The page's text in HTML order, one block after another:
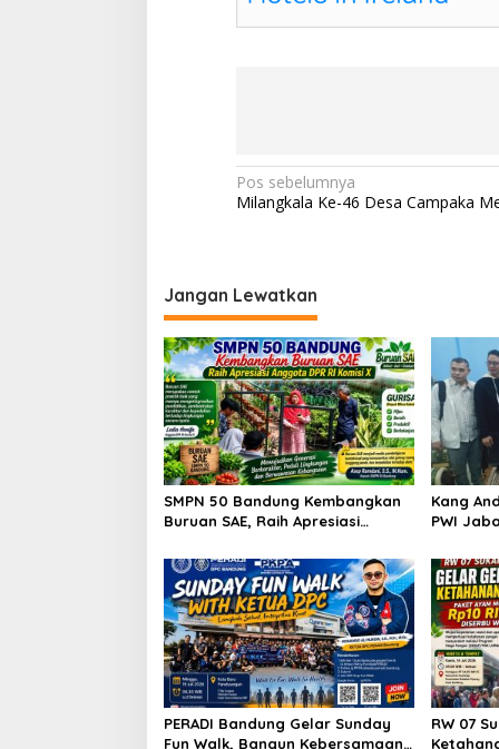
N
a
i
g
a
s
i
p
o
s
Pos sebelumnya
Milangkala Ke-46 Desa Campaka
Jangan Lewatkan
SMPN 50 Bandung Kembangkan
Buruan SAE, Raih Apresiasi
Kang
PWI
Peluang
PERADI Bandung Gelar Sunday
Fun Walk, Bangun Kebersamaan
RW 07